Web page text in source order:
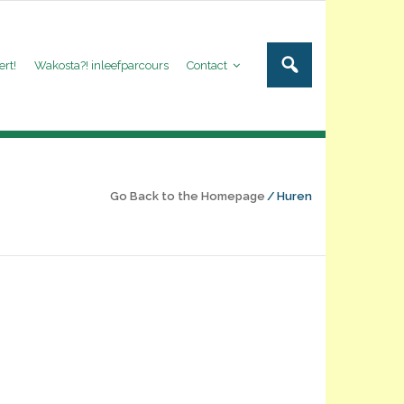
Wakosta?! inleefparcours Contact
Go Back to the Homepage / Huren